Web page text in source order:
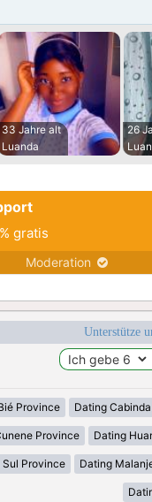
33 Jahre alt
Luanda
26
gratis
Moderation
Unterstütze
Province Dating
Province Dating
Sul Province Dating